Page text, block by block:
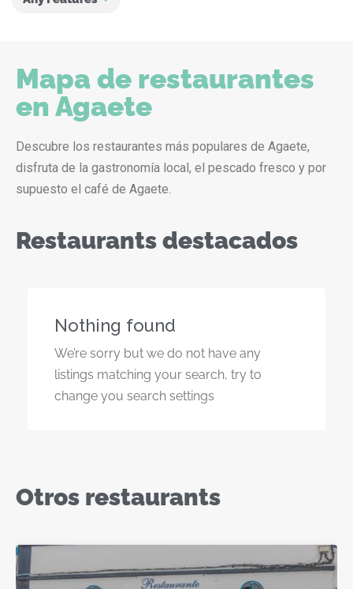
Mapa de restaurantes
en Agaete
Descubre los restaurantes más populares de Agaete,
disfruta de la gastronomía local, el pescado fresco y por
supuesto el café de Agaete.
Restaurants destacados
Nothing found
We’re sorry but we do not have any
listings matching your search, try to
change you search settings
Otros restaurants